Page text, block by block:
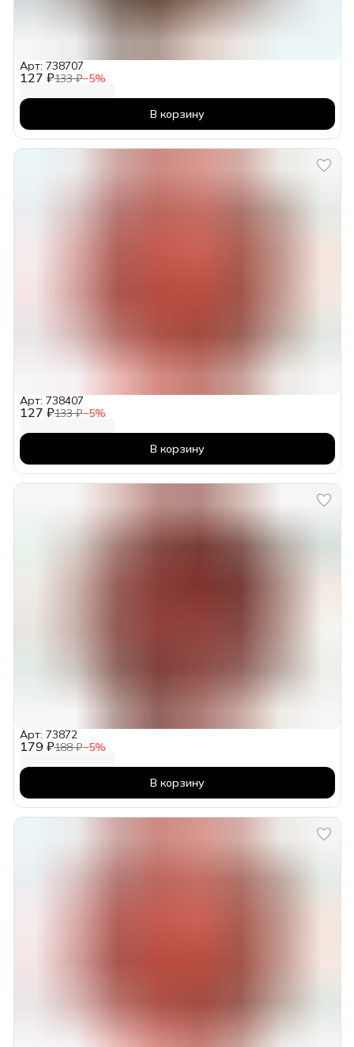
127 ₽133 ₽−5%
Арт: 738707
В корзину
127 ₽133 ₽−5%
Арт: 738407
В корзину
179 ₽188 ₽−5%
Арт: 73872
В корзину